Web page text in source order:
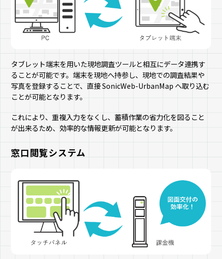
タブレット端末を用いた現地調査ツールと相互にデータ連携す
ることが可能です。端末を現地へ持参し、現地での調査結果や
写真を登録することで、直接 SonicWeb-UrbanMap へ取り込む
ことが可能となります。
これにより、重複入力をなくし、蓄積作業の省力化を図ること
が出来るため、効率的な情報更新が可能となります。
窓口閲覧システム